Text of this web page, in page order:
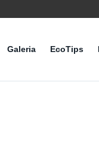
Galeria EcoTips